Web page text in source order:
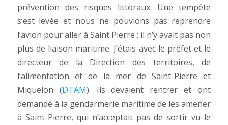
prévention des risques littoraux. Une tempête
s’est levée et nous ne pouvions pas reprendre
l’avion pour aller à Saint Pierre ; il n’y avait pas non
plus de liaison maritime. J’étais avec le préfet et le
directeur de la Direction des territoires, de
l’alimentation et de la mer de Saint-Pierre et
Miquelon (DTAM). Ils devaient rentrer et ont
demandé à la gendarmerie maritime de les amener
à Saint-Pierre, qui n’acceptait pas de sortir vu le